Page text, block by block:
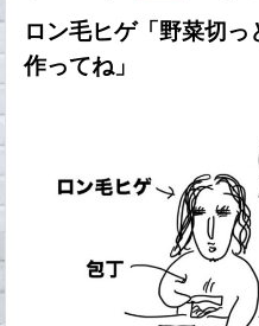
ロン毛ヒゲ「野菜切
作ってね」